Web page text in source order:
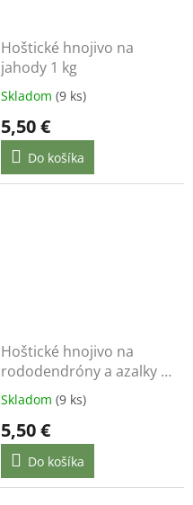
Hoštické hnojivo na
jahody 1 kg
Skladom (9 ks)
5,50 €
Do košíka
Hoštické hnojivo na
rododendróny a azalky 1
kg
Skladom (9 ks)
5,50 €
Do košíka